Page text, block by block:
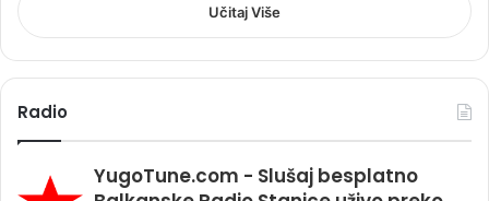
Učitaj Više
Radio
YugoTune.com - Slušaj besplatno